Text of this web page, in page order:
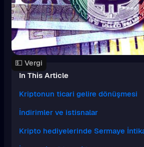
💵 Vergi
In This Article
Kriptonun ticari gelire dönüşmesi
İndirimler ve istisnalar
Kripto hediyelerinde Sermaye